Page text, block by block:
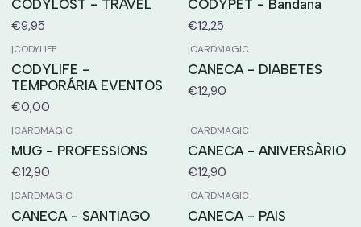
CODYLOST - TRAVEL
€9,95
CODYPET - Bandana
€12,25
|CODYLIFE
CODYLIFE -
TEMPORÁRIA EVENTOS
€0,00
|CARDMAGIC
CANECA - DIABETES
€12,90
|CARDMAGIC
MUG - PROFESSIONS
€12,90
|CARDMAGIC
CANECA - ANIVERSÀRIO
€12,90
|CARDMAGIC
CANECA - SANTIAGO
|CARDMAGIC
CANECA - PAIS